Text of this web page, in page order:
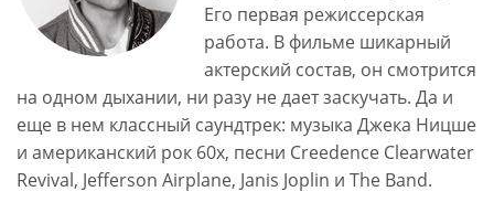
Его первая режиссерская
работа. В фильме шикарный
актерский состав, он смотрится
на одном дыхании, ни разу не дает заскучать. Да и
еще в нем классный саундтрек: музыка Джека Ницше
и американский рок 60х, песни Creedence Clearwater
Revival, Jefferson Airplane, Janis Joplin и The Band.